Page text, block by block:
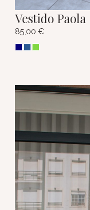
Vestido Paola
85,00 €